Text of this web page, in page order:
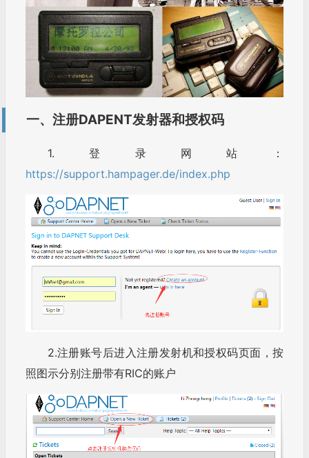
一、注册DAPENT发射器和授权码
1.登录网站：
https://support.hampager.de/index.php
2.注册账号后进入注册发射机和授权码页面，按
照图示分别注册带有RIC的账户